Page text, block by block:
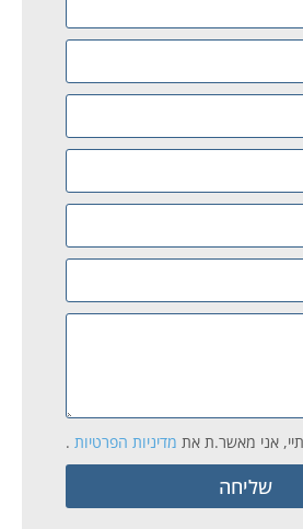
אני מאשר.ת את מדיניות הפרטיות .
שליחה